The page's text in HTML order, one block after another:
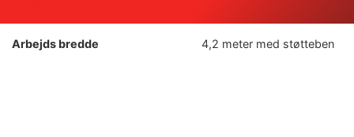
Arbejds bredde 4,2 meter med støtteben